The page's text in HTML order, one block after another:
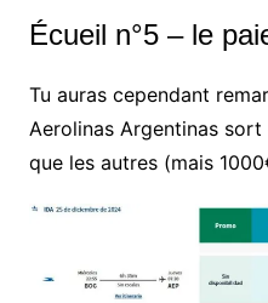
Écueil n°5 – le
Tu auras cependant
Aerolinas Argentinas
que les autres (mais